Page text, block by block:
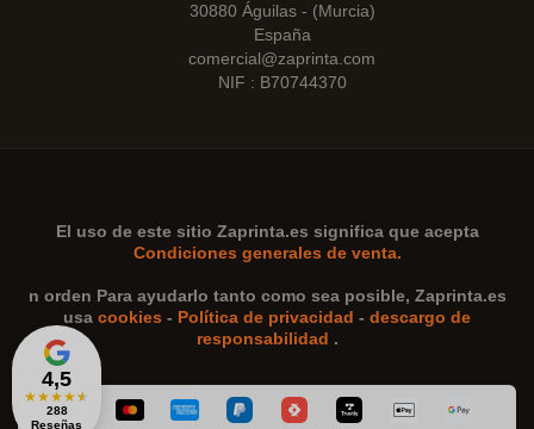
4,5
★★★★★
288
Reseñas
30880 Águilas - (Murcia)
España
comercial@zaprinta.com
NIF : B70744370
El uso de este sitio Zaprinta.es significa que acepta
Condiciones generales de venta.
n orden Para ayudarlo tanto como sea posible, Zaprinta.es
usa cookies - Política de privacidad - descargo de
responsabilidad .